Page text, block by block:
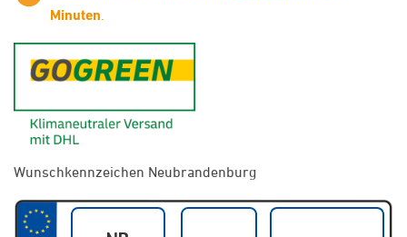
Minuten
Wunschkennzeichen Neubrandenburg